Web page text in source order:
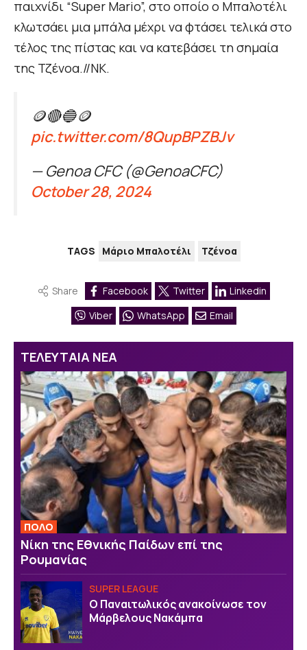
παιχνίδι “Super Mario”, στο οποίο ο Μπαλοτέλι
κλωτσάει μια μπάλα μέχρι να φτάσει τελικά στο
τέλος της πίστας και να κατεβάσει τη σημαία
της Τζένοα.//ΝΚ.
🪙🔴🔵🪙
pic.twitter.com/8QupBPZBJv
— Genoa CFC (@GenoaCFC)
October 28, 2024
TAGS Μάριο Μπαλοτέλι Τζένοα
Share Facebook Twitter
Linkedin
Viber
WhatsApp Email
ΤΕΛΕΥΤΑΙΑ ΝΕΑ
ΠΟΛΟ
Νίκη της Εθνικής Παίδων επί της
Ρουμανίας
SUPER LEAGUE
Ο Παναιτωλικός ανακοίνωσε τον
Μάρβελους Νακάμπα